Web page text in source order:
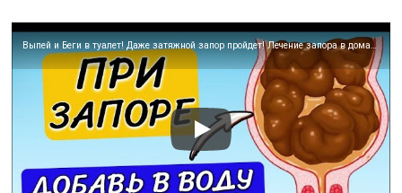
Выпей и Беги в туалет! Даже затяжной запор пройдет! Лечение запора в домашних условиях